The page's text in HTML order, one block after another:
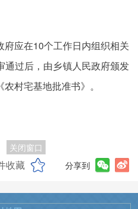
应在10个工作日内组织相关
通过后，由乡镇人民政府颁发
村宅基地批准书》。
关闭窗口
收藏 分享到